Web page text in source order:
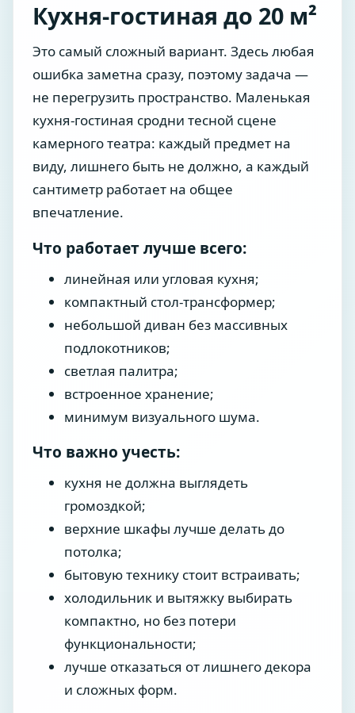
Кухня-гостиная до 20 м²
Это самый сложный вариант. Здесь любая
ошибка заметна сразу, поэтому задача —
не перегрузить пространство. Маленькая
кухня-гостиная сродни тесной сцене
камерного театра: каждый предмет на
виду, лишнего быть не должно, а каждый
сантиметр работает на общее
впечатление.
Что работает лучше всего:
линейная или угловая кухня;
компактный стол-трансформер;
небольшой диван без массивных
подлокотников;
светлая палитра;
встроенное хранение;
минимум визуального шума.
Что важно учесть:
кухня не должна выглядеть
громоздкой;
верхние шкафы лучше делать до
потолка;
бытовую технику стоит встраивать;
холодильник и вытяжку выбирать
компактно, но без потери
функциональности;
лучше отказаться от лишнего декора
и сложных форм.